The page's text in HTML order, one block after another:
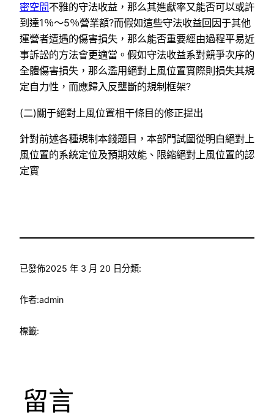
密空間不雅的守法收益，那么其進獻率又能否可以或許
到達1％～5％營業額?而假如這些守法收益回因于其他
運營者遭遇的傷害損失，那么能否重要經由過程平易近
事訴訟的方法會更適當。假如守法收益系對競爭次序的
全體傷害損失，那么濫用絕對上風位置實際則損失其規
定自力性，而應歸入反壟斷的規制框架?
(二)關于絕對上風位置相干條目的修正提出
針對前述各種規制本錢題目，本部門試圖從明白絕對上
風位置的系統定位及預期效能、限縮絕對上風位置的認
定實
已發佈2025 年 3 月 20 日分類:
作者:admin
標籤:
留言